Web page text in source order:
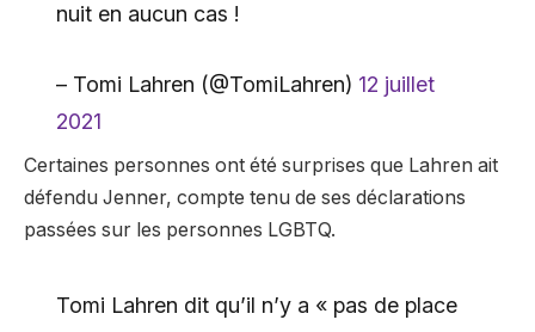
nuit en aucun cas !
– Tomi Lahren (@TomiLahren) 12 juillet
2021
Certaines personnes ont été surprises que Lahren ait
défendu Jenner, compte tenu de ses déclarations
passées sur les personnes LGBTQ.
Tomi Lahren dit qu’il n’y a « pas de place